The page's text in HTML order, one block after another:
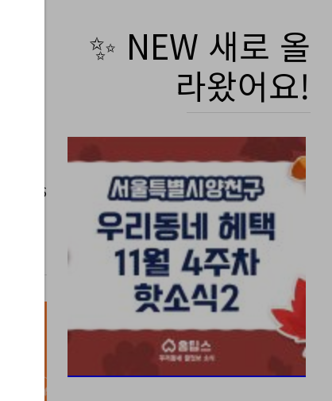
06-16
✨ NEW 새로 올
라왔어요!